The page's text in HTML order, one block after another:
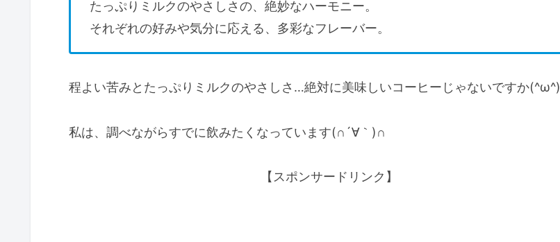
たっぷりミルクのやさしさの、絶妙なハーモニー。
それぞれの好みや気分に応える、多彩なフレーバー。
程よい苦みとたっぷりミルクのやさしさ…絶対に美味しいコーヒーじゃないですか(^ω^)
私は、調べながらすでに飲みたくなっています(∩´∀｀)∩
【スポンサードリンク】